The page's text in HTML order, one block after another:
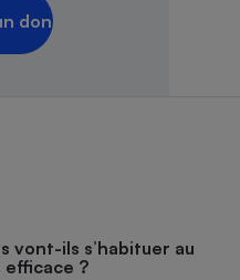
don
vont-ils s’habituer au
efficace ?